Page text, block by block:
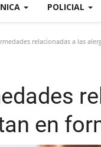
POLICIAL
relacionadas a las
en